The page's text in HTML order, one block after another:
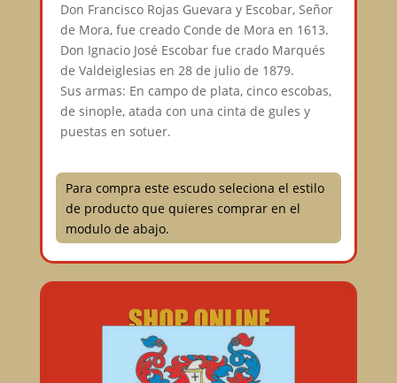
Don Francisco Rojas Guevara y Escobar, Señor
de Mora, fue creado Conde de Mora en 1613.
Don Ignacio José Escobar fue crado Marqués
de Valdeiglesias en 28 de julio de 1879.
Sus armas: En campo de plata, cinco escobas,
de sinople, atada con una cinta de gules y
puestas en sotuer.
Para compra este escudo seleciona el estilo
de producto que quieres comprar en el
modulo de abajo.